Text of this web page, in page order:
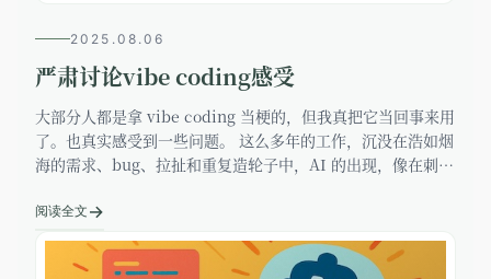
2025.08.06
严肃讨论vibe coding感受
大部分人都是拿 vibe coding 当梗的，但我真把它当回事来用
了。也真实感受到一些问题。 这么多年的工作，沉没在浩如烟
海的需求、bug、拉扯和重复造轮子中，AI 的出现，像在刺挠
阅读全文 →